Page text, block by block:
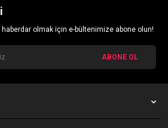
olmak için e-bültenimize abone olun!
ABONE OL